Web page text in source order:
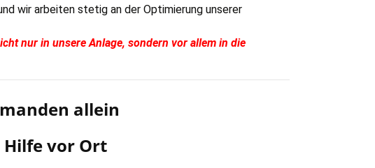
wir arbeiten stetig an der Optimierung unserer
nur in unsere Anlage, sondern vor allem in die
allein
vor Ort